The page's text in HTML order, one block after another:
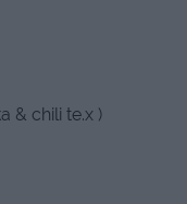
& chili te.x )